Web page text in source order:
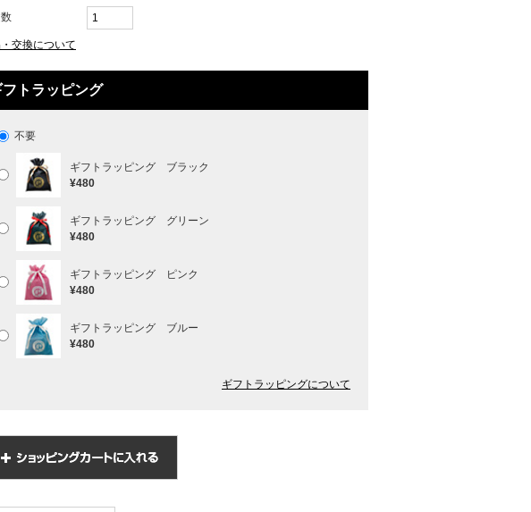
交換について
フトラッピング
不要
ギフトラッピング ブラック
¥480
ギフトラッピング グリーン
¥480
ギフトラッピング ピンク
¥480
ギフトラッピング ブルー
¥480
ギフトラッピングについて